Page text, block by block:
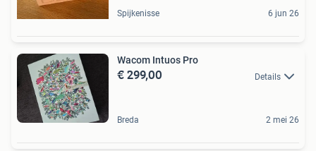
Spijkenisse 6 jun 26
Wacom Intuos Pro
€ 299,00 Details
Breda 2 mei 26